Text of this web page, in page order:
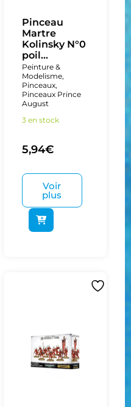
Pinceau
Martre
Kolinsky N°0
poil...
Peinture &
Modelisme,
Pinceaux,
Pinceaux Prince
August
3 en stock
5,94€
Voir
plus